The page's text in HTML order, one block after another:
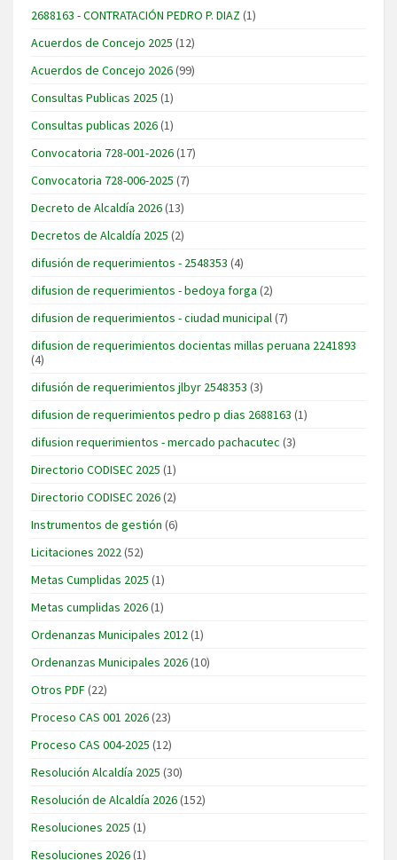
2688163 - CONTRATACIÓN PEDRO P. DIAZ (1)
Acuerdos de Concejo 2025 (12)
Acuerdos de Concejo 2026(99)
Consultas Publicas 2025 (1)
Consultas publicas 2026(1)
Convocatoria 728-001-2026(17)
Convocatoria 728-006-2025 (7)
Decreto de Alcaldía 2026(13)
Decretos de Alcaldía 2025 (2)
difusión de requerimientos - 2548353 (4)
difusion de requerimientos - bedoya forga (2)
difusion de requerimientos - ciudad municipal(7)
difusion de requerimientos docientas millas peruana 2241893
(4)
difusión de requerimientos jlbyr 2548353 (3)
difusion de requerimientos pedro p dias 2688163 (1)
difusion requerimientos - mercado pachacutec (3)
Directorio CODISEC 2025 (1)
Directorio CODISEC 2026(2)
Instrumentos de gestión (6)
Licitaciones 2022(52)
Metas Cumplidas 2025 (1)
Metas cumplidas 2026(1)
Ordenanzas Municipales 2012(1)
Ordenanzas Municipales 2026(10)
Otros PDF(22)
Proceso CAS 001 2026(23)
Proceso CAS 004-2025 (12)
Resolución Alcaldía 2025 (30)
Resolución de Alcaldía 2026(152)
Resoluciones 2025 (1)
Resoluciones 2026(1)